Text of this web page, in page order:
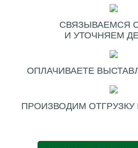
СВЯЗЫВАЕМСЯ
И УТОЧНЯЕМ
ОПЛАЧИВАЕТЕ
ПРОИЗВОДИМ ОТГРУЗКУ